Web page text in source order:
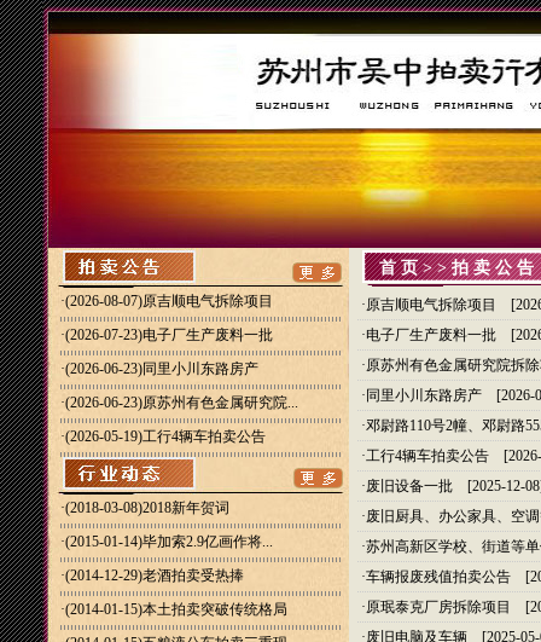
·(2026-08-07)原吉顺电气拆除项目
·(2026-07-23)电子厂生产废料一批
·(2026-06-23)同里小川东路房产
·(2026-06-23)原苏州有色金属研究院...
·(2026-05-19)工行4辆车拍卖公告
·(2018-03-08)2018新年贺词
·(2015-01-14)毕加索2.9亿画作将...
·(2014-12-29)老酒拍卖受热捧
·(2014-01-15)本土拍卖突破传统格局
首页>>拍卖公告
·原吉顺电气拆除项目
·电子厂生产废料一批
·原苏州有色金属研究院拆
· 同里小川东路房产 [2026-
·邓尉路110号2幢、邓尉路
·工行4辆车拍卖公告
·废旧设备一批 [2025-12-
·废旧厨具、办公家具、空
·苏州高新区学校、街道等
·车辆报废残值拍卖公告
·原珉泰克厂房拆除项目
·废旧电脑及车辆 [2025-